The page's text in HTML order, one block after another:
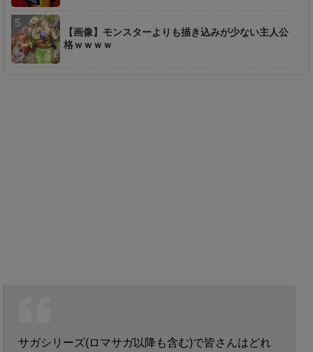
【画像】モンスターよりも描き込みが少ない主人公
格ｗｗｗｗ
サガシリーズ(ロマサガ以降も含む)で皆さんはどれ